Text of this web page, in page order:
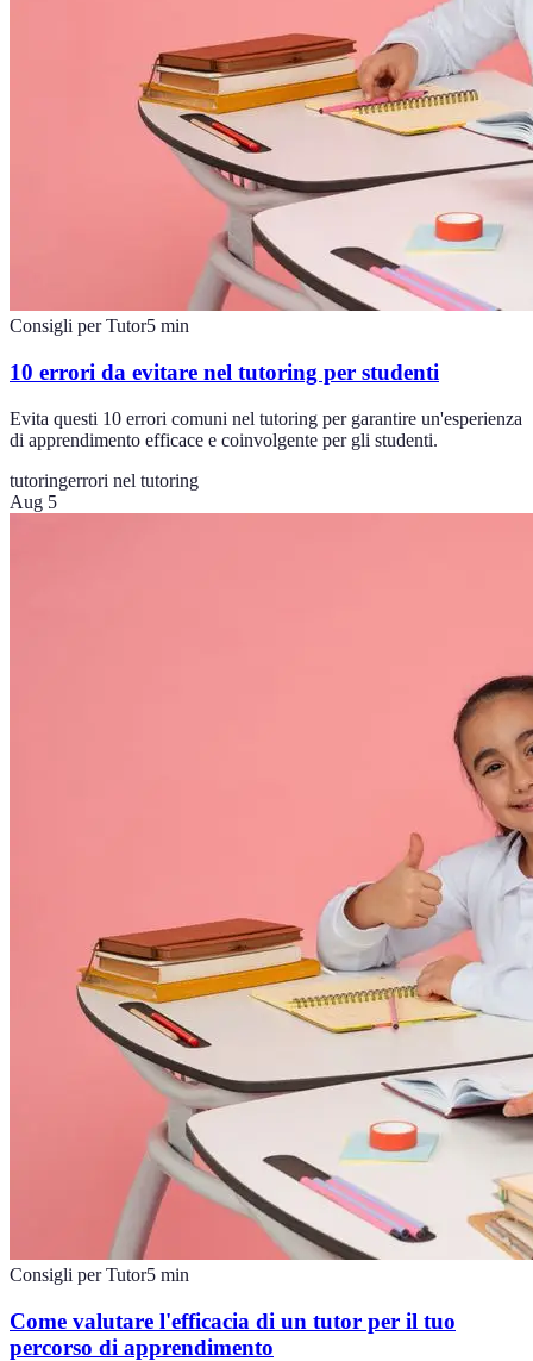
Consigli per Tutor5 min
10 errori da evitare nel tutoring per studenti
Evita questi 10 errori comuni nel tutoring per garantire un'esperienza
di apprendimento efficace e coinvolgente per gli studenti.
tutoringerrori nel tutoring
Aug 5
Consigli per Tutor5 min
Come valutare l'efficacia di un tutor per il tuo
percorso di apprendimento